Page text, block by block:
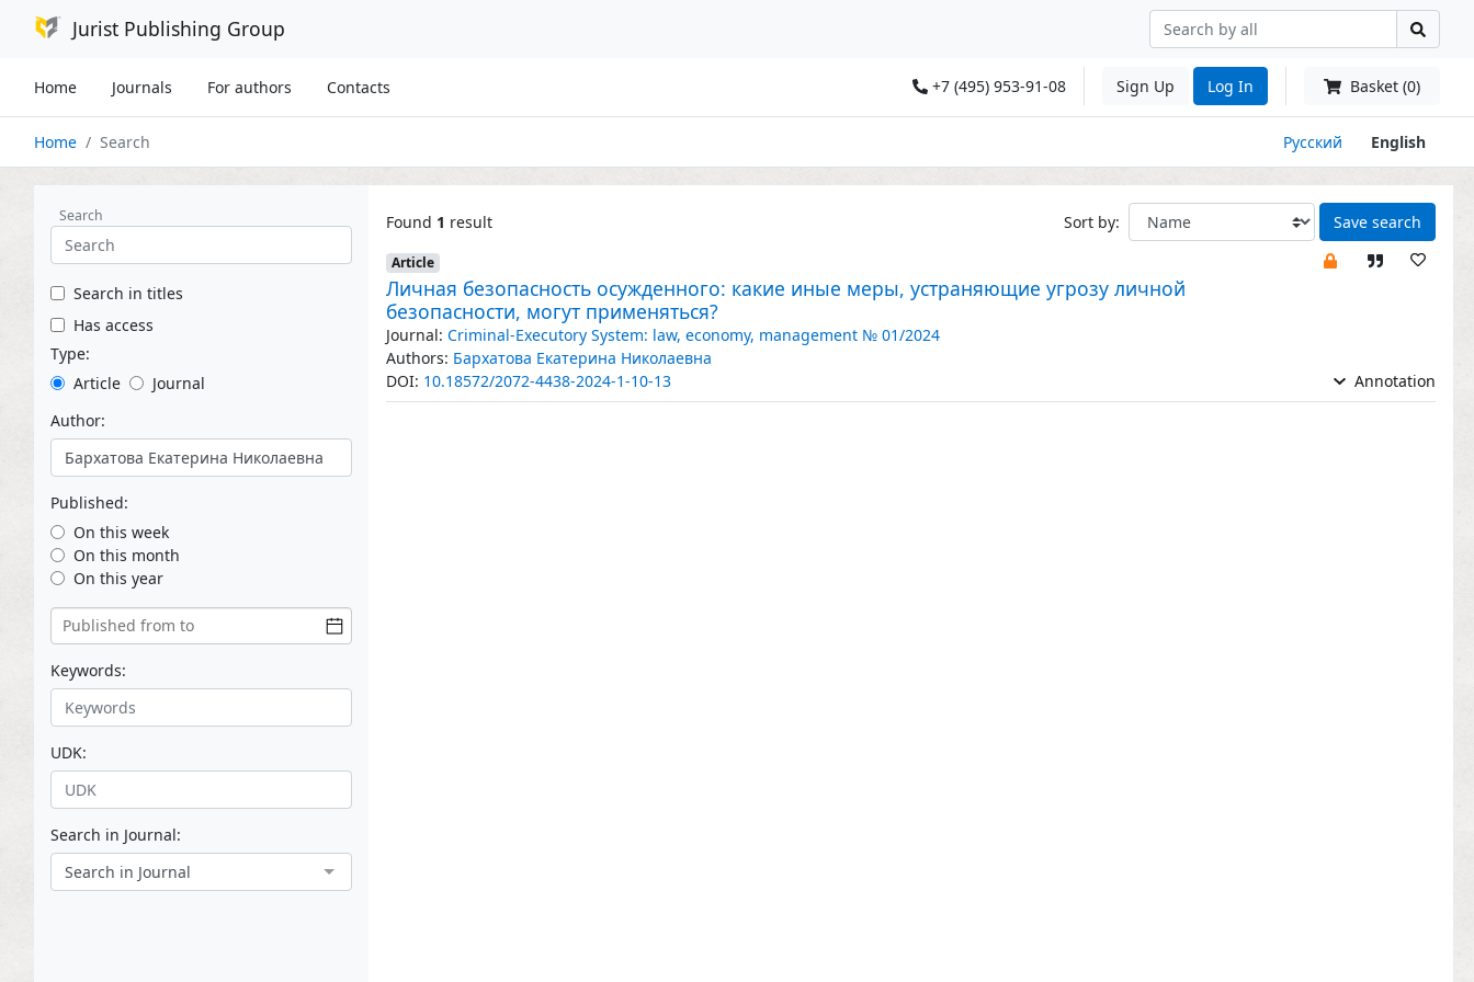
Jurist Publishing Group
Home Journals For authors Contacts +7 (495) 953-91-08 Sign Up Log In Basket (0)
Home Search Русский English
Search
Search in titles
Has access
Type:
Article
Journal
Author:
Published:
On this week
On this month
On this year
Keywords:
UDK:
Search in Journal:
Search in Journal
Found 1 result Sort by: Save search
Article
Личная безопасность осужденного: какие иные меры, устраняющие угрозу личной
безопасности, могут применяться?
Journal: Criminal-Executory System: law, economy, management № 01/2024
Authors: Бархатова Екатерина Николаевна
DOI: 10.18572/2072-4438-2024-1-10-13 Annotation